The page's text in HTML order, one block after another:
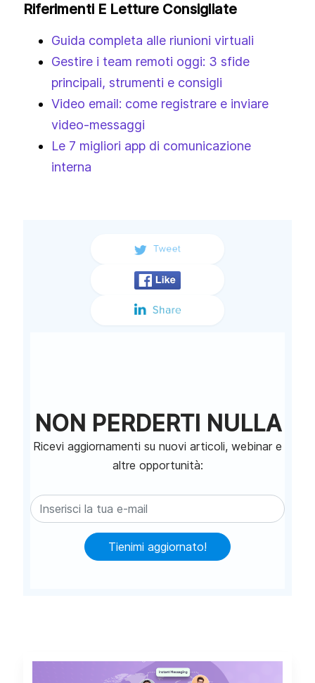
Riferimenti E Letture Consigliate
Guida completa alle riunioni virtuali
Gestire i team remoti oggi: 3 sfide
principali, strumenti e consigli
Video email: come registrare e inviare
video‑messaggi
Le 7 migliori app di comunicazione
interna
NON PERDERTI NULLA
Ricevi aggiornamenti su nuovi articoli, webinar e
altre opportunità:
Tienimi aggiornato!